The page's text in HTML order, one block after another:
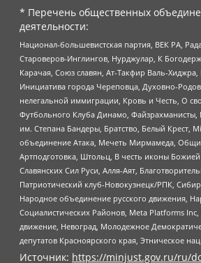
* Перечень общественных
деятельности:
Национал-большевистская партия, ВЕК РА,
Староверов-Инглингов, Нурджулар, К
Карачая, Союз славян, Ат-Такфир Валь-
Инициатива города Череповца, Духовно-
нелегальной иммиграции, Кровь и Честь, О
Футбольного Клуба Динамо, Файзрахманисты,
им. Степана Бандеры, Братство, Белый Крест,
объединение Атака, Мечеть Мирмамеда,
Артподготовка, Штольц, В честь иконы
Славянских Сил Руси, Алля-Аят,
Патриотический клуб-Новокузнецк/РПК,
Народное объединение русского движения,
Социалистических Районов, Meta Platforms
движение, Невоград, Молодежное
депутатов Красноярского края, Этническое
Источник: https://minjust.gov.ru/ru/